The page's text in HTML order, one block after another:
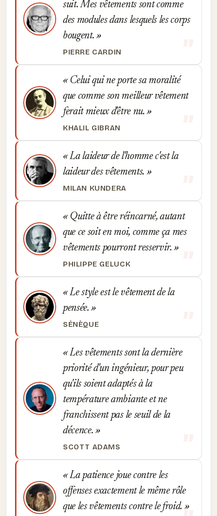
suit. Mes vêtements sont comme
des modules dans lesquels les corps
bougent.
PIERRE CARDIN
Celui qui ne porte sa moralité
que comme son meilleur vêtement
ferait mieux d'être nu.
KHALIL GIBRAN
La laideur de l'homme c'est la
laideur des vêtements.
MILAN KUNDERA
Quitte à être réincarné, autant
que ce soit en moi, comme ça mes
vêtements pourront resservir.
PHILIPPE GELUCK
Le style est le vêtement de la
pensée.
SÉNÈQUE
Les vêtements sont la dernière
priorité d'un ingénieur, pour peu
qu'ils soient adaptés à la
température ambiante et ne
franchissent pas le seuil de la
décence.
SCOTT ADAMS
La patience joue contre les
offenses exactement le même rôle
que les vêtements contre le froid.